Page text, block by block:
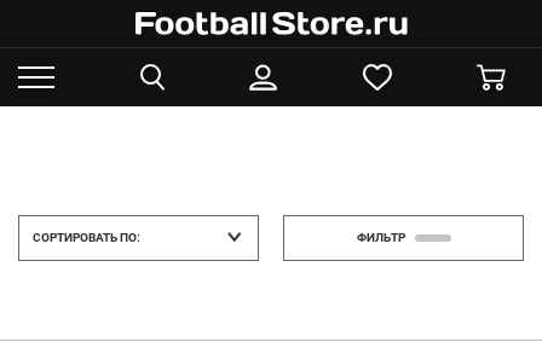
СОРТИРОВАТЬ ПО: ФИЛЬТР